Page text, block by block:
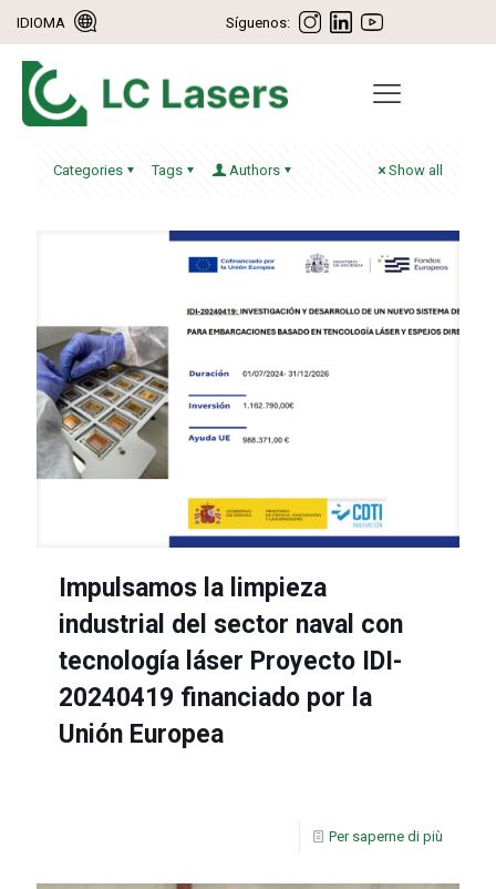
IDIOMA Síguenos:
Categories Tags Authors Show all
Impulsamos la limpieza
industrial del sector naval con
tecnología láser Proyecto IDI-
20240419 financiado por la
Unión Europea
Per saperne di più